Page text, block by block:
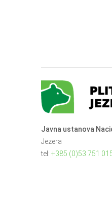
Javna ustanova
Jezera
tel: +385 (0)53 751